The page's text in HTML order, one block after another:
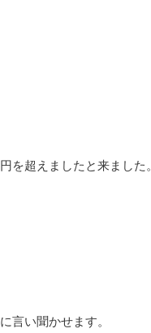
を超えましたと来ました。
言い聞かせます。